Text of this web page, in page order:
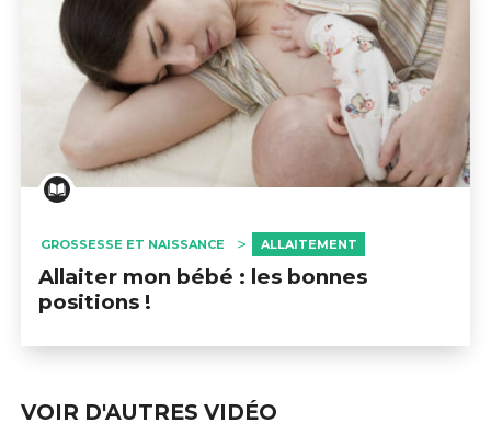
GROSSESSE ET NAISSANCE ALLAITEMENT
Allaiter mon bébé : les bonnes
positions !
VOIR D'AUTRES VIDÉO